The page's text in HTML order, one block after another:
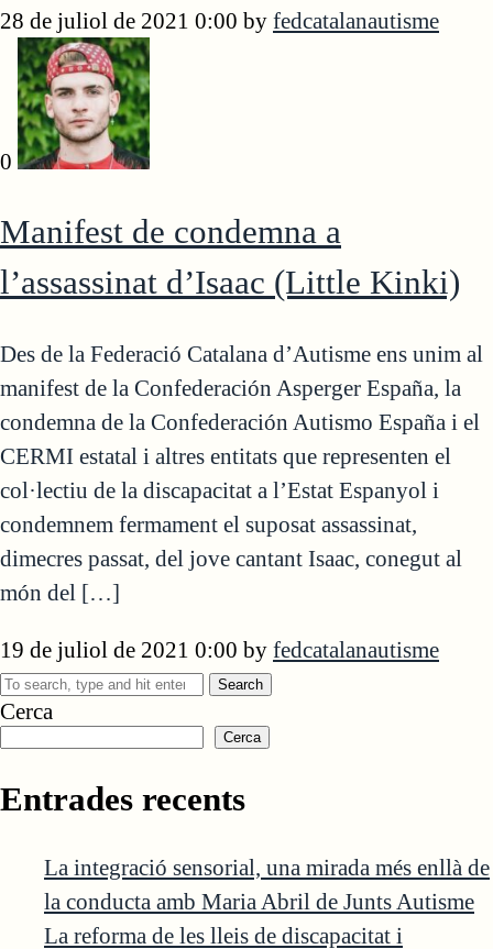
28 de juliol de 2021 0:00 by fedcatalanautisme
0
Manifest de condemna a
l’assassinat d’Isaac (Little Kinki)
Des de la Federació Catalana d’Autisme ens unim al
manifest de la Confederación Asperger España, la
condemna de la Confederación Autismo España i el
CERMI estatal i altres entitats que representen el
col·lectiu de la discapacitat a l’Estat Espanyol i
condemnem fermament el suposat assassinat,
dimecres passat, del jove cantant Isaac, conegut al
món del […]
19 de juliol de 2021 0:00 by fedcatalanautisme
Search
Cerca
Cerca
Entrades recents
La integració sensorial, una mirada més enllà de
la conducta amb Maria Abril de Junts Autisme
La reforma de les lleis de discapacitat i